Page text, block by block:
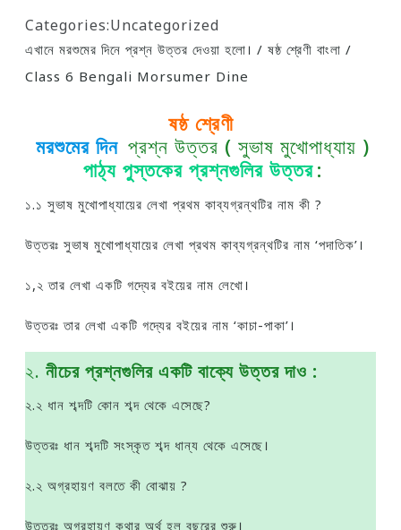
Categories:Uncategorized
এখানে মরশুমের দিনে প্রশ্ন উত্তর দেওয়া হলো। / ষষ্ঠ শ্রেণী বাংলা /
Class 6 Bengali Morsumer Dine
ষষ্ঠ শ্রেণী
মরশুমের দিন প্রশ্ন উত্তর ( সুভাষ মুখোপাধ্যায় )
পাঠ্য পুস্তকের প্রশ্নগুলির উত্তর:
১.১ সুভাষ মুখােপাধ্যায়ের লেখা প্রথম কাব্যগ্রন্থটির নাম কী ?
উত্তরঃ সুভাষ মুখােপাধ্যায়ের লেখা প্রথম কাব্যগ্রন্থটির নাম ‘পদাতিক’।
১,২ তার লেখা একটি গদ্যের বইয়ের নাম লেখো।
উত্তরঃ তার লেখা একটি গদ্যের বইয়ের নাম ‘কাচা-পাকা’।
২. নীচের প্রশ্নগুলির একটি বাক্যে উত্তর দাও :
২.২ ধান শব্দটি কোন শব্দ থেকে এসেছে?
উত্তরঃ ধান শব্দটি সংস্কৃত শব্দ ধান্য থেকে এসেছে।
২.২ অগ্রহায়ণ বলতে কী বােঝায় ?
উত্তরঃ অগ্রহায়ণ কথার অর্থ হল বছরের শুরু।